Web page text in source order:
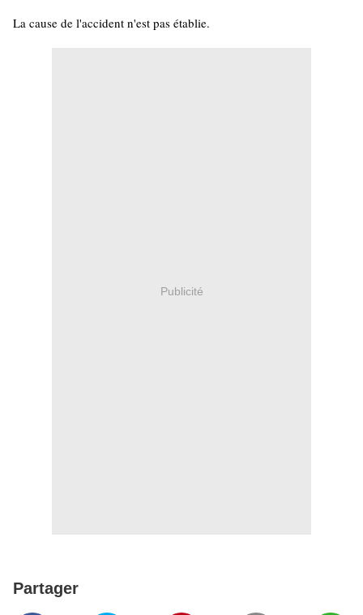
La cause de l'accident n'est pas établie.
Publicité
Partager